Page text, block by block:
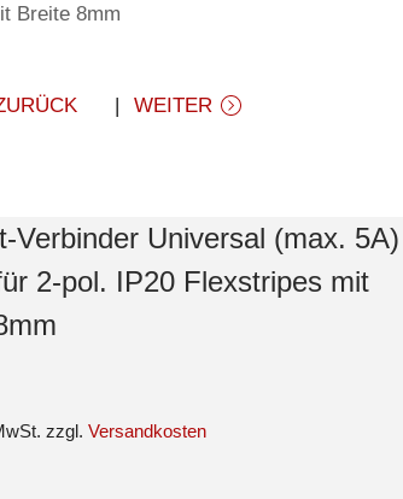
Breite 8mm
WEITER
Verbinder Universal (max. 5A)
2-pol. IP20 Flexstripes mit
zzgl. Versandkosten